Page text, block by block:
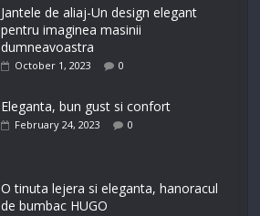
Jantele de aliaj-Un design elegant
pentru imaginea masinii
dumneavoastra
October 1, 2023 0
Eleganta, bun gust si confort
February 24, 2023 0
O tinuta lejera si eleganta, hanoracul
de bumbac HUGO